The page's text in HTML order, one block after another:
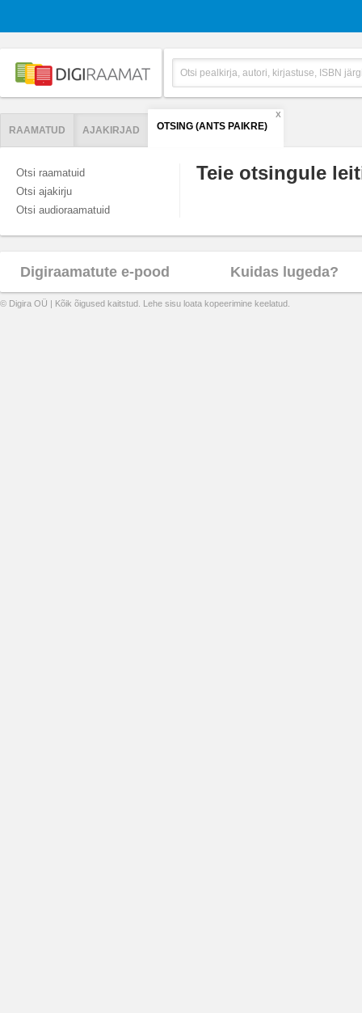
RAAMATUD AJAKIRJAD OTSING (ANTS PAIKRE)
X
Otsi raamatuid
Otsi ajakirju
Otsi audioraamatuid
Teie otsingule
Digiraamatute e-pood Kuidas lugeda?
© Digira OÜ | Kõik õigused kaitstud. Lehe sisu loata kopeerimine keelatud.